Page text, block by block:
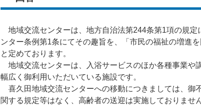
地域交流センターは、地方自治法第244条第1項の規定
ンター条例第1条にてその趣旨を、「市民の福祉の増進
と定めております。
地域交流センターは、入浴サービスのほか各種事業や
幅広く御利用いただいている施設です。
喜久田地域交流センターへの移動につきましては、御
関する規定等はなく、高齢者の送迎は実施しておりません